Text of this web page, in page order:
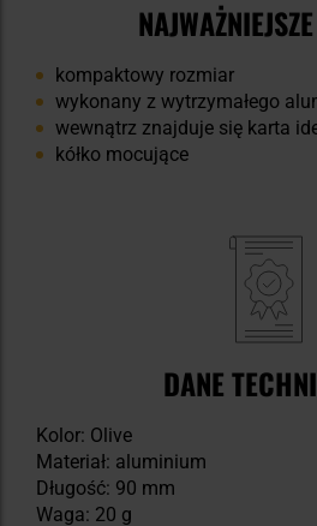
kompaktowy rozmiar
wykonany z wytrzymałego
wewnątrz znajduje się karta
kółko mocujące
DANE
Kolor: Olive
Materiał: aluminium
Długość: 90 mm
Waga: 20 g